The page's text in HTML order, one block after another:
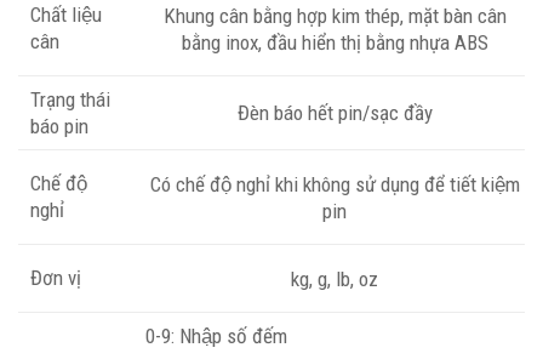
Chất liệu
cân
Khung cân bằng hợp kim thép, mặt bàn cân
bằng inox, đầu hiển thị bằng nhựa ABS
Trạng thái
báo pin
Đèn báo hết pin/sạc đầy
Chế độ
nghỉ
Có chế độ nghỉ khi không sử dụng để tiết kiệm
pin
Đơn vị kg, g, lb, oz
0-9: Nhập số đếm